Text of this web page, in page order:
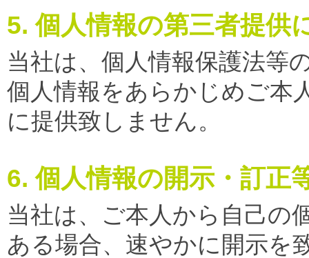
5. 個人情報の第三者提供
当社は、個人情報保護法等
個人情報をあらかじめご本
に提供致しません。
6. 個人情報の開示・訂正
当社は、ご本人から自己の
ある場合、速やかに開示を